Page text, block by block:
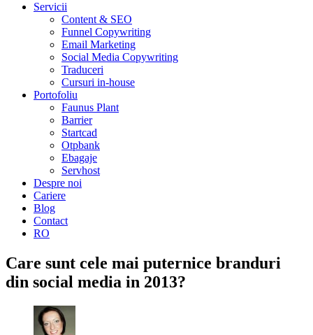
Servicii
Content & SEO
Funnel Copywriting
Email Marketing
Social Media Copywriting
Traduceri
Cursuri in-house
Portofoliu
Faunus Plant
Barrier
Startcad
Otpbank
Ebagaje
Servhost
Despre noi
Cariere
Blog
Contact
RO
Care sunt cele mai puternice branduri
din social media in 2013?